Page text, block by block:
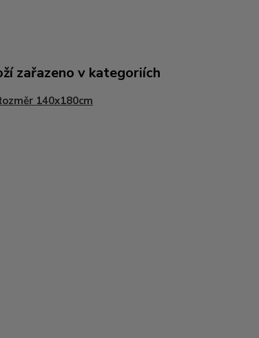
zařazeno v kategoriích
140x180cm